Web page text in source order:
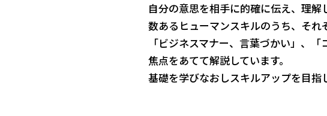
自分の意思を相手に的確に伝え、理解
数あるヒューマンスキルのうち、それ
「ビジネスマナー、言葉づかい」、
焦点をあてて解説しています。
基礎を学びなおしスキルアップを目指